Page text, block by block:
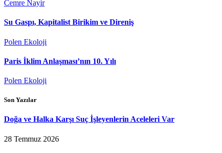
Cemre Nayir
Su Gaspı, Kapitalist Birikim ve Direniş
Polen Ekoloji
Paris İklim Anlaşması’nın 10. Yılı
Polen Ekoloji
Son Yazılar
Doğa ve Halka Karşı Suç İşleyenlerin Aceleleri Var
28 Temmuz 2026